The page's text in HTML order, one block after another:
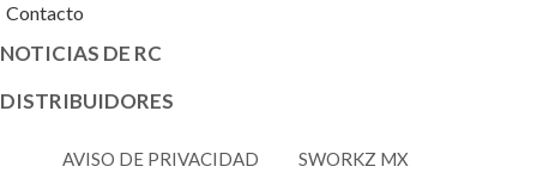
Contacto
NOTICIAS DE RC
DISTRIBUIDORES
AVISO DE PRIVACIDAD SWORKZ MX